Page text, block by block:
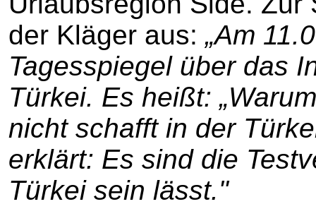
der Kläger aus: „Am
Tagesspiegel über das
Türkei. Es heißt:
nicht schafft in der
erklärt: Es sind die
Türkei sein lässt."